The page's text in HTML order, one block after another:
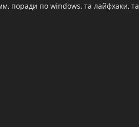
поради по windows, та лайфхаки, та